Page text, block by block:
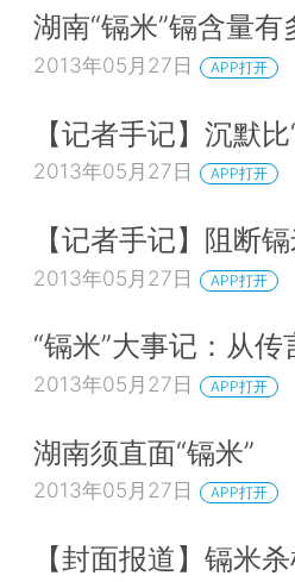
湖南“镉米”镉含量有
2013年05月27日 APP打开
【记者手记】沉默
2013年05月27日 APP打开
【记者手记】阻断
2013年05月27日 APP打开
“镉米”大事记：从传
2013年05月27日 APP打开
湖南须直面“镉米”
2013年05月27日 APP打开
【封面报道】镉米